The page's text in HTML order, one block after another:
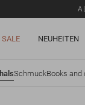
SALE NEUHEITEN
SchmuckBooks and